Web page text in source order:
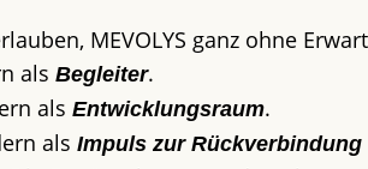
MEVOLYS ganz ohne
als Begleiter.
als Entwicklungsraum.
als Impuls zur Rückverbindung